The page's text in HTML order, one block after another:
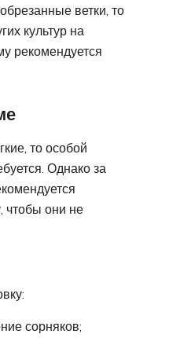
ветки, то
культур на
рекомендуется
то особой
Однако за
чтобы они не
сорняков;